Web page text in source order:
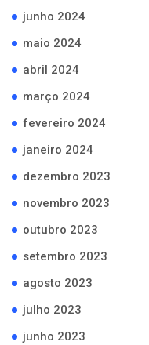
junho 2024
maio 2024
abril 2024
março 2024
fevereiro 2024
janeiro 2024
dezembro 2023
novembro 2023
outubro 2023
setembro 2023
agosto 2023
julho 2023
junho 2023